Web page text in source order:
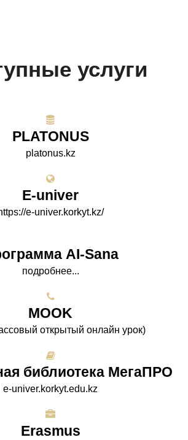
услуги
PLATONUS
platonus.kz
E-univer
e-univer.korkyt.kz/
AI-Sana
подробнее...
МООK
открытый онлайн урок)
библиотека МегаПРО
e-univer.korkyt.edu.kz
Erasmus